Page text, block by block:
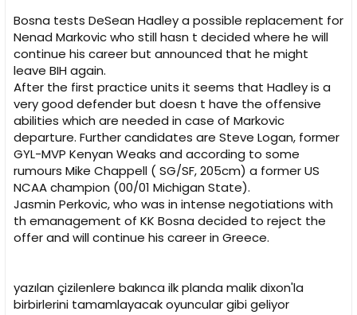
Bosna tests DeSean Hadley a possible replacement for
Nenad Markovic who still hasn t decided where he will
continue his career but announced that he might
leave BIH again.
After the first practice units it seems that Hadley is a
very good defender but doesn t have the offensive
abilities which are needed in case of Markovic
departure. Further candidates are Steve Logan, former
GYL-MVP Kenyan Weaks and according to some
rumours Mike Chappell ( SG/SF, 205cm) a former US
NCAA champion (00/01 Michigan State).
Jasmin Perkovic, who was in intense negotiations with
th emanagement of KK Bosna decided to reject the
offer and will continue his career in Greece.
yazılan çizilenlere bakınca ilk planda malik dixon'la
birbirlerini tamamlayacak oyuncular gibi geliyor